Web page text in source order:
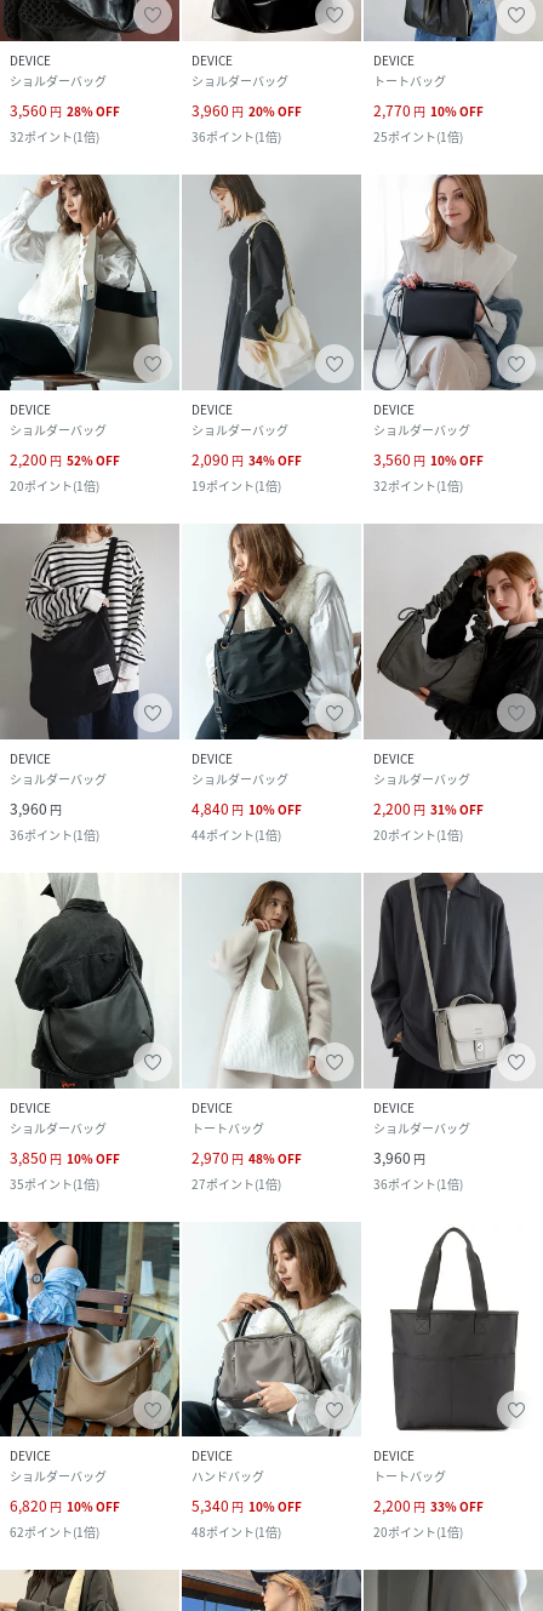
DEVICE
ショルダーバッグ
3,560 円 28%OFF
32ポイント(1倍)
DEVICE
ショルダーバッグ
3,960 円 20%OFF
36ポイント(1倍)
DEVICE
トートバッグ
2,770 円 10%OFF
25ポイント(1倍)
DEVICE
ショルダーバッグ
2,200 円 52%OFF
20ポイント(1倍)
DEVICE
ショルダーバッグ
2,090 円 34%OFF
19ポイント(1倍)
DEVICE
ショルダーバッグ
3,560 円 10%OFF
32ポイント(1倍)
DEVICE
ショルダーバッグ
3,960 円
36ポイント(1倍)
DEVICE
ショルダーバッグ
4,840 円 10%OFF
44ポイント(1倍)
DEVICE
ショルダーバッグ
2,200 円 31%OFF
20ポイント(1倍)
DEVICE
ショルダーバッグ
3,850 円 10%OFF
35ポイント(1倍)
DEVICE
トートバッグ
2,970 円 48%OFF
27ポイント(1倍)
DEVICE
ショルダーバッグ
3,960 円
36ポイント(1倍)
DEVICE
ショルダーバッグ
6,820 円 10%OFF
62ポイント(1倍)
DEVICE
ハンドバッグ
5,340 円 10%OFF
48ポイント(1倍)
DEVICE
トートバッグ
2,200 円 33%OFF
20ポイント(1倍)